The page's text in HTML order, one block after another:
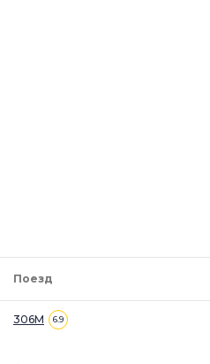
Поезд
306М 6.9